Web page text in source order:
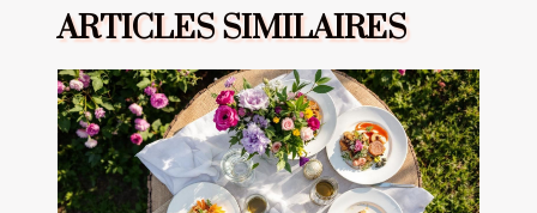
ARTICLES SIMILAIRES